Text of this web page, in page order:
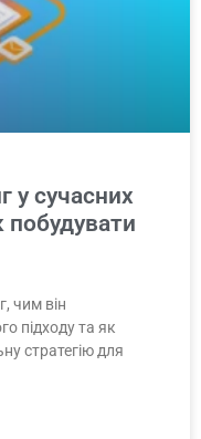
у сучасних
чим він
підходу та як
стратегію для